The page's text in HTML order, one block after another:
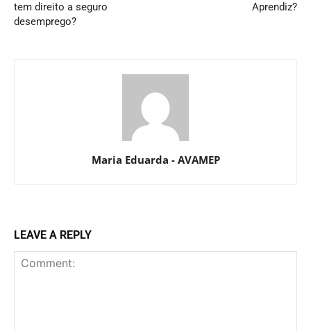
tem direito a seguro
desemprego?
Aprendiz?
Maria Eduarda - AVAMEP
LEAVE A REPLY